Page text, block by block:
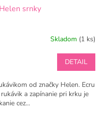
srnky
Skladom (1 ks)
DETAIL
od značky Helen. Ecru
a zapínanie pri krku je
cez...